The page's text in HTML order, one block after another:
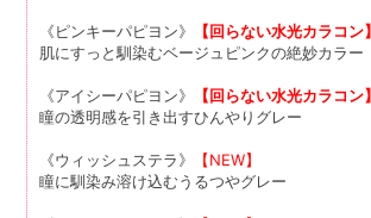
《ピンキーパピヨン》 【回らない水光カラコン】
肌にすっと馴染むベージュピンクの絶妙カラー
《アイシーパピヨン》 【回らない水光カラコン】
瞳の透明感を引き出すひんやりグレー
《ウィッシュステラ》
【NEW】
瞳に馴染み溶け込むうるつやグレー